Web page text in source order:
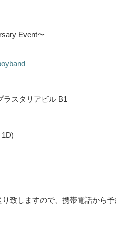
Event〜
ラスタリアビル B1
致しますので、携帯電話から